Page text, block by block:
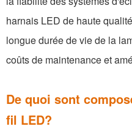
harnais LED de haute
longue durée de vie de la
coûts de maintenance et
De quoi sont
fil LED?